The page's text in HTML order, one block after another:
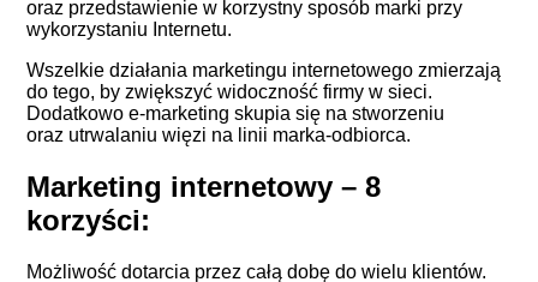
oraz przedstawienie w korzystny sposób marki przy
wykorzystaniu Internetu.
Wszelkie działania marketingu internetowego zmierzają
do tego, by zwiększyć widoczność firmy w sieci.
Dodatkowo e-marketing skupia się na stworzeniu
oraz utrwalaniu więzi na linii marka-odbiorca.
Marketing internetowy – 8
korzyści:
Możliwość dotarcia przez całą dobę do wielu klientów.